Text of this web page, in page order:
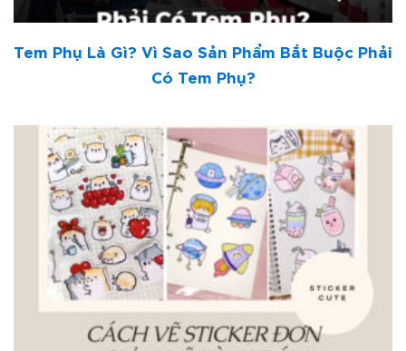
Tem Phụ Là Gì? Vì Sao Sản Phẩm Bắt Buộc Phải
Có Tem Phụ?